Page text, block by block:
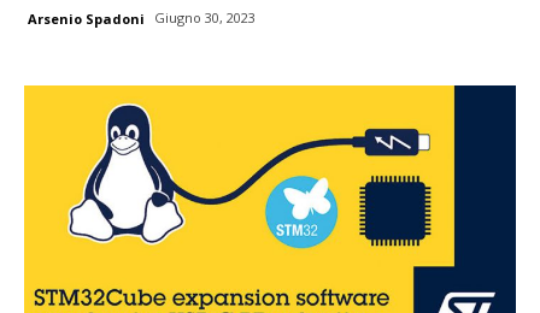
Arsenio Spadoni Giugno 30, 2023